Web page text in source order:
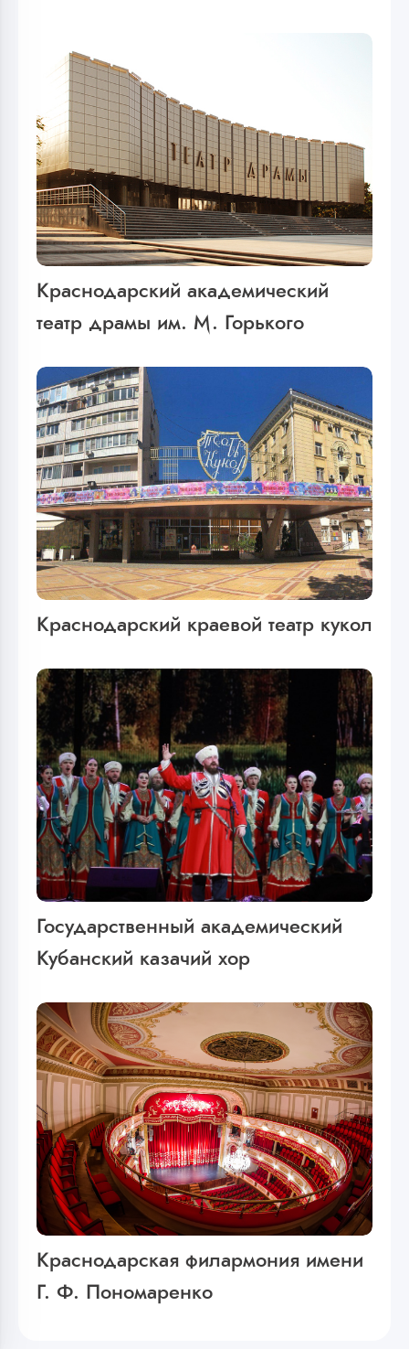
Краснодарский академический
театр драмы им. М. Горького
Краснодарский краевой театр кукол
Государственный академический
Кубанский казачий хор
Краснодарская филармония имени
Г. Ф. Пономаренко